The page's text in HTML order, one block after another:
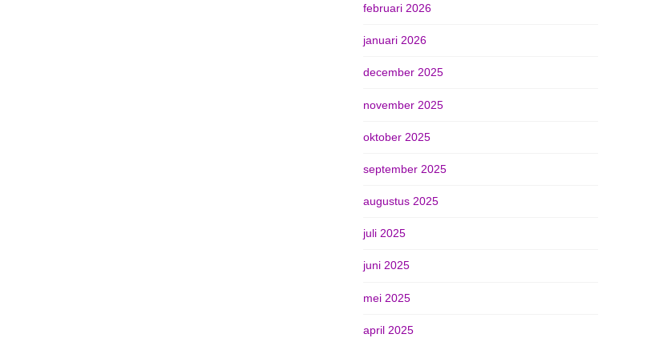
februari 2026
januari 2026
december 2025
november 2025
oktober 2025
september 2025
augustus 2025
juli 2025
juni 2025
mei 2025
april 2025